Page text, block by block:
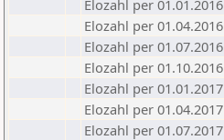
Elozahl per 01.01.2016
Elozahl per 01.04.2016
Elozahl per 01.07.2016
Elozahl per 01.10.2016
Elozahl per 01.01.2017
Elozahl per 01.04.2017
Elozahl per 01.07.2017